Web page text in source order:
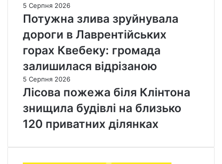
5 Серпня 2026
Потужна злива зруйнувала
дороги в Лаврентійських
горах Квебеку: громада
залишилася відрізаною
5 Серпня 2026
Лісова пожежа біля Клінтона
знищила будівлі на близько
120 приватних ділянках